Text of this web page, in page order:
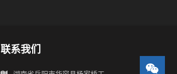
联系我们